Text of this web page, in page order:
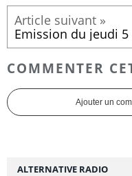
Emission du jeudi
COMMENTER
Ajouter un
ALTERNATIVE RADIO